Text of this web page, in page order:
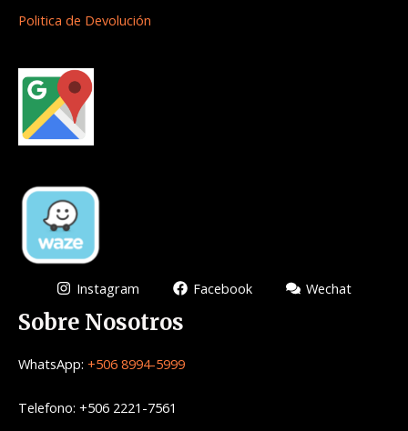
Politica de Devolución
Instagram Facebook Wechat
Sobre Nosotros
WhatsApp: +506 8994-5999
Telefono: +506 2221-7561